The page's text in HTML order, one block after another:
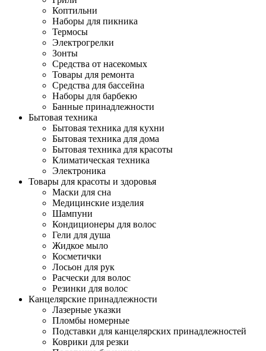
Коптильни
Наборы для пикника
Термосы
Электрогрелки
Зонты
Средства от насекомых
Товары для ремонта
Средства для бассейна
Наборы для барбекю
Банные принадлежности
Бытовая техника
Бытовая техника для кухни
Бытовая техника для дома
Бытовая техника для красоты
Климатическая техника
Электроника
Товары для красоты и здоровья
Маски для сна
Медицинские изделия
Шампуни
Кондиционеры для волос
Гели для душа
Жидкое мыло
Косметички
Лосьон для рук
Расчески для волос
Резинки для волос
Канцелярские принадлежности
Лазерные указки
Пломбы номерные
Подставки для канцелярских принадлежностей
Коврики для резки